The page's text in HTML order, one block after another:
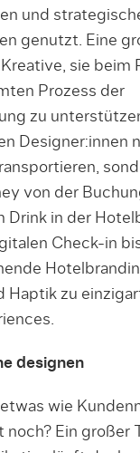
und
genutzt. Eine
sie beim
Prozess der
zu
Designer:innen
von der
Drink in der
Check-in
Haptik zu
designen
wie
noch? Ein großer